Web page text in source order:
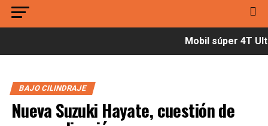
Mobil súper 4T
BAJO CILINDRAJE
Nueva Suzuki Hayate, cuestión de